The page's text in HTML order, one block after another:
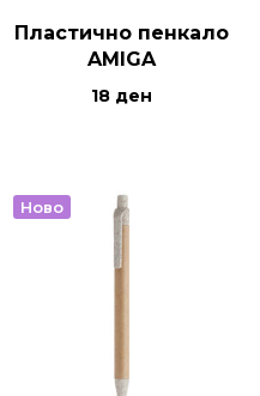
Пластично пенкало
AMIGA
18 ден
Ново